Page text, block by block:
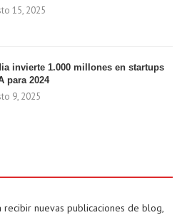
15, 2025
invierte 1.000 millones en startups
para 2024
9, 2025
nuevas publicaciones de blog,